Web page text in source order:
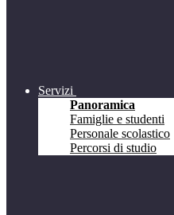
Servizi
Panoramica
Famiglie e studenti
Personale scolastico
Percorsi di studio